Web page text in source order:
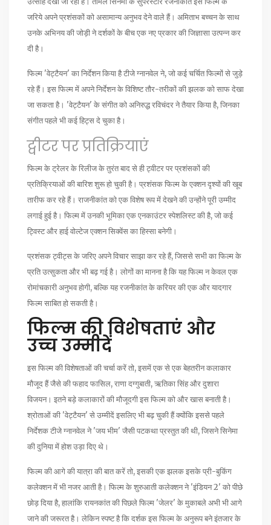
जरिये अपने प्रशंसकों को असामान्य अनुभव देने वाले हैं। अमिताभ बच्चन के साथ
उनके अभिनय की जोड़ी ने दर्शकों के बीच एक नए प्रकार की जिज्ञासा उत्पन्न कर
दी है।
फिल्म 'वेट्टैयन' का निर्देशन किया है टीजे ग्नानवेल ने, जो कई चर्चित फिल्मों से जुड़े
रहे हैं। इस फिल्म में अपने निर्देशन के विशिष्ट तौर-तरीकों की झलक को साफ देखा
जा सकता है। 'वेट्टैयन' के संगीत को अनिरुद्ध रविचंदर ने तैयार किया है, जिनका
संगीत पहले भी कई हिट्स दे चुका है।
ट्वीटर पर प्रतिक्रियाएं
फिल्म के ट्रेलर के रिलीज के तुरंत बाद से ही ट्वीटर पर प्रशंसकों की
प्रतिक्रियाओं की बारिश शुरू हो चुकी है। प्रशंसक फिल्म के एक्शन दृश्यों की खूब
तारीफ कर रहे हैं। राजनीकांत को एक विशेष रूप में देखने की उन्होंने पूरी उम्मीद
लगाई हुई है। फिल्म में उनकी भूमिका एक एनकाउंटर स्पेशलिस्ट की है, जो कई
ट्विस्ट और हाई वोल्टेज एक्शन सिक्वेंस का हिस्सा बनेगी।
प्रशंसक ट्वीट्स के जरिए अपने विचार साझा कर रहे हैं, जिससे सभी का फिल्म के
प्रति उत्सुकता और भी बढ़ गई है। लोगों का मानना है कि यह फिल्म न केवल एक
रोमांचकारी अनुभव होगी, बल्कि यह रजनीकांत के करियर की एक और यादगार
फिल्म साबित हो सकती है।
फिल्म की विशेषताएं और
उच्च उम्मीदें
इस फिल्म की विशेषताओं की चर्चा करें तो, इसमें एक से एक बेहतरीन कलाकार
मौजूद हैं जैसे की फहाद फासिल, राणा दग्गुबाती, ऋतिका सिंह और दुशारा
विजयन। इतने बड़े कलाकारों की मौजूदगी इस फिल्म को और खास बनाती है।
श्रोताओं की 'वेट्टैयन' से उम्मीदें इसलिए भी बढ़ चुकी हैं क्योंकि इससे पहले
निर्देशक टीजे ग्नानवेल ने 'जय भीम' जैसी पटकथा प्रस्तुत की थी, जिसने सिनेमा
की दुनिया में होश उड़ा दिए थे।
फिल्म की आगे की यात्रा की बात करें तो, इसकी एक झलक इसके प्री-बुकिंग
कलेक्शन में भी नजर आती है। फिल्म के शुरुआती कलेक्शन ने 'इंडियन 2' को पीछे
छोड़ दिया है, हालांकि रायनकांत की पिछले फिल्म 'जेलर' के मुकाबले अभी भी आगे
जाने की जरूरत है। लेकिन स्पष्ट है कि दर्शक इस फिल्म के अनुरूप बने इंतजार के